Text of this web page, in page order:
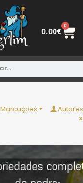
0.00€
0
Marcações
Autores